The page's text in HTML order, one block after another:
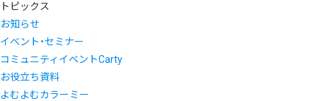
トピックス
お知らせ
イベント・セミナー
コミュニティイベントCarty
お役立ち資料
よむよむカラーミー